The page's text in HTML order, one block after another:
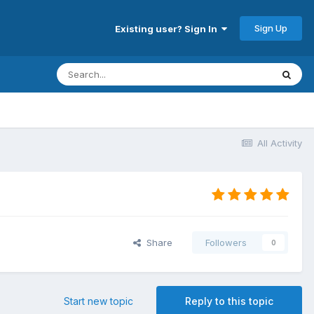
Existing user? Sign In Sign Up
All Activity
Share Followers 0
Reply to this topic
Start new topic